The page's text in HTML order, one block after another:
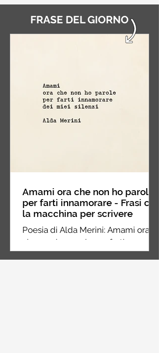
FRASE DEL GIORNO
Amami ora che non ho parole
per farti innamorare - Frasi con
la macchina per scrivere
Poesia di Alda Merini: Amami ora
che non ho parole per farti